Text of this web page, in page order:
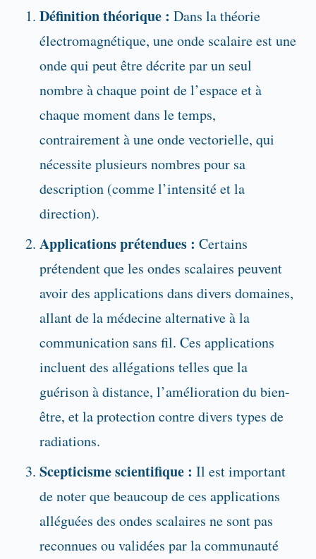
Définition théorique : Dans la théorie
électromagnétique, une onde scalaire est une
onde qui peut être décrite par un seul
nombre à chaque point de l’espace et à
chaque moment dans le temps,
contrairement à une onde vectorielle, qui
nécessite plusieurs nombres pour sa
description (comme l’intensité et la
direction).
Applications prétendues : Certains
prétendent que les ondes scalaires peuvent
avoir des applications dans divers domaines,
allant de la médecine alternative à la
communication sans fil. Ces applications
incluent des allégations telles que la
guérison à distance, l’amélioration du bien-
être, et la protection contre divers types de
radiations.
Scepticisme scientifique : Il est important
de noter que beaucoup de ces applications
alléguées des ondes scalaires ne sont pas
reconnues ou validées par la communauté